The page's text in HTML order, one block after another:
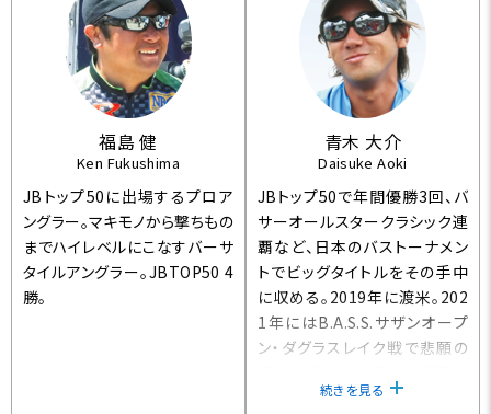
福島 健
Ken Fukushima
JBトップ50に出場するプロア
ングラー。マキモノから撃ちもの
までハイレベルにこなすバーサ
タイルアングラー。JBTOP50 4
勝。
青木 大介
Daisuke Aoki
JBトップ50で年間優勝3回、バ
サーオールスタークラシック連
覇など、日本のバストーナメン
トでビッグタイトルをその手中
に収める。2019年に渡米。202
1年にはB.A.S.S.サザンオープ
ン・ダグラスレイク戦で悲願の
るバストーナメンター。
続きを見る